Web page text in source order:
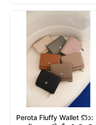
Perota Fluffy Wallet รีวิว: